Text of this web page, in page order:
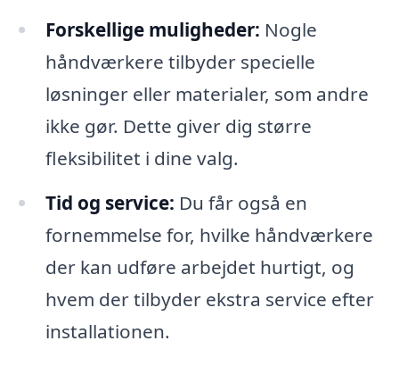
Forskellige muligheder: Nogle
håndværkere tilbyder specielle
løsninger eller materialer, som andre
ikke gør. Dette giver dig større
fleksibilitet i dine valg.
Tid og service: Du får også en
fornemmelse for, hvilke håndværkere
der kan udføre arbejdet hurtigt, og
hvem der tilbyder ekstra service efter
installationen.